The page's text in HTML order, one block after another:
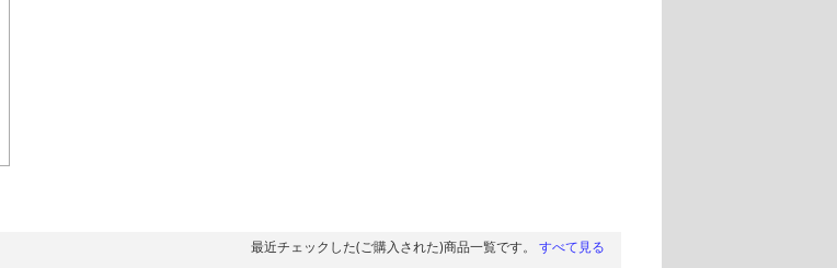
最近チェックした(ご購入された)商品一覧です。 すべて見る